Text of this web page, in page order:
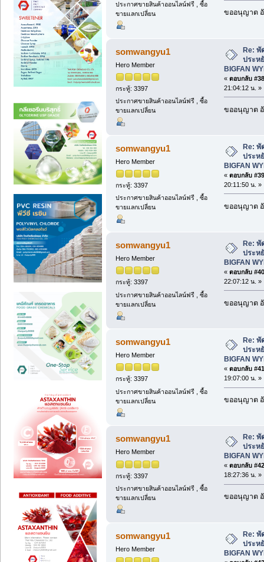
ประกาศขายสินค้าออนไลน์ฟรี , ซื้อ
ขายแลกเปลี่ยน
ขออนุญาต
somwangyu1
Hero Member
กระทู้: 3397
ประกาศขายสินค้าออนไลน์ฟรี , ซื้อ
ขายแลกเปลี่ยน
Re: พั
ประห
BIGFAN
« ตอบกลับ
21:04:12 น. »
ขออนุญาต
somwangyu1
Hero Member
กระทู้: 3397
ประกาศขายสินค้าออนไลน์ฟรี , ซื้อ
ขายแลกเปลี่ยน
Re: พั
ประห
BIGFAN
« ตอบกลับ
20:11:50 น. »
ขออนุญาต
somwangyu1
Hero Member
กระทู้: 3397
ประกาศขายสินค้าออนไลน์ฟรี , ซื้อ
ขายแลกเปลี่ยน
Re:
ประห
BIGFAN
« ตอบกลับ
22:07:12 น. »
ขออนุญาต
somwangyu1
Hero Member
กระทู้: 3397
ประกาศขายสินค้าออนไลน์ฟรี , ซื้อ
ขายแลกเปลี่ยน
Re:
ประห
BIGFAN
« ตอบกลับ
19:07:00 น. »
ขออนุญาต
somwangyu1
Hero Member
กระทู้: 3397
ประกาศขายสินค้าออนไลน์ฟรี , ซื้อ
ขายแลกเปลี่ยน
Re:
ประห
BIGFAN
« ตอบกลับ
18:27:36 น. »
ขออนุญาต
somwangyu1
Hero Member
Re: พั
ประห
BIGFAN